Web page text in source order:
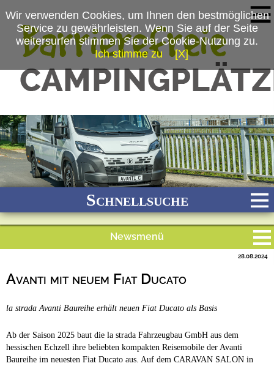
(c) la strada Fahrzeugbau GmbHSchnellsuche
Ganzjährig geöffnet
Newsmenü
Campingplätze
Camping & Caravan
Touristik
Avanti mit neuem Fiat Ducato
28.08.2024
la strada Avanti Baureihe erhält neuen Fiat Ducato als Basis
Ab der Saison 2025 baut die la strada Fahrzeugbau GmbH aus dem
hessischen Echzell ihre beliebten kompakten Reisemobile der Avanti
Baureihe im neuesten Fiat Ducato aus. Auf dem CARAVAN SALON in
Wir verwenden Cookies, um Ihnen den bestmöglichen
Service zu gewährleisten. Wenn Sie auf der Seite
weitersurfen stimmen Sie der Cookie-Nutzung zu.
Ich stimme zu
[X]